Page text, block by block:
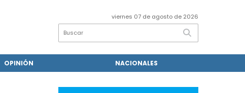
viernes 07 de agosto de 2026
OPINIÓN NACIONALES